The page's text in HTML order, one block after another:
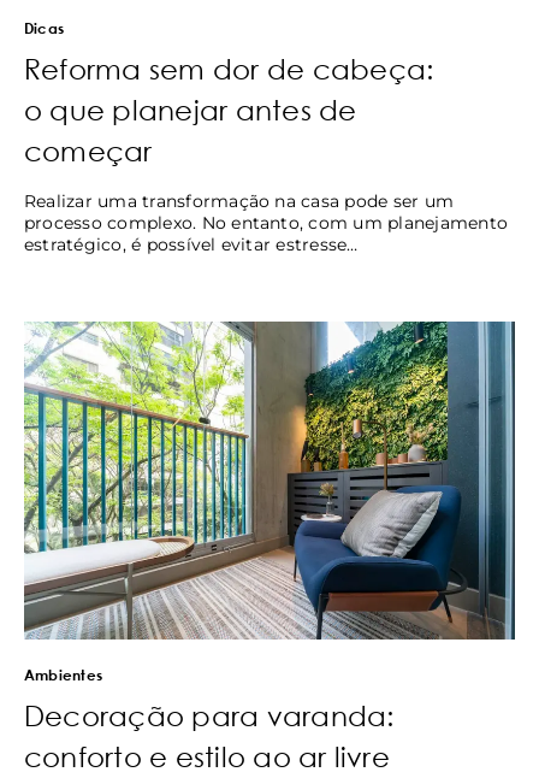
Dicas
Reforma sem dor de cabeça:
o que planejar antes de
começar
Realizar uma transformação na casa pode ser um
processo complexo. No entanto, com um planejamento
estratégico, é possível evitar estresse…
Ambientes
Decoração para varanda:
conforto e estilo ao ar livre